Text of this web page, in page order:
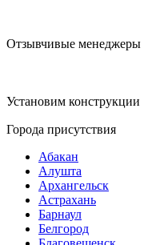
Отзывчивые
Установим
Города присутствия
Абакан
Алушта
Архангельск
Астрахань
Барнаул
Белгород